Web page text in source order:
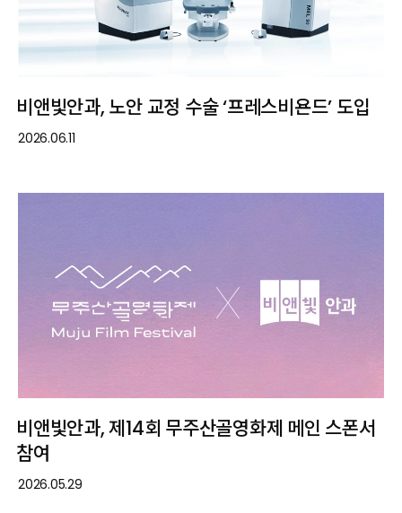
비앤빛안과, 노안 교정 수술 ‘프레스비욘드’ 도입
2026.06.11
비앤빛안과, 제14회 무주산골영화제 메인 스폰서
참여
2026.05.29